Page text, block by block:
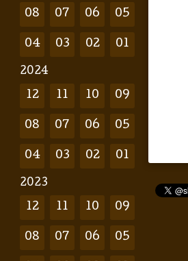
08 07 06 05
04 03 02 01
2024
12 11 10 09
08 07 06 05
04 03 02 01
2023
12 11 10 09
08 07 06 05